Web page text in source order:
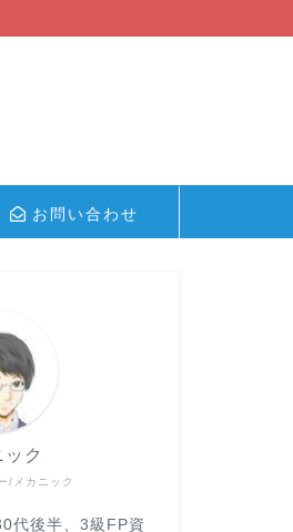
お問い合わせ
/メカニック
ック
代後半、3級FP資